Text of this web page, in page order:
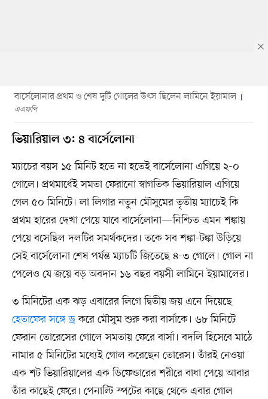
বার্সেলোনার প্রথম ও শেষ দুটি গোলের উৎস ছিলেন লামিনে ইয়ামাল
এএফপি
ভিয়ারিয়াল ৩: ৪ বার্সেলোনা
ম্যাচের বয়স ১৫ মিনিট হতে না হতেই বার্সেলোনা এগিয়ে ২-০
গোলে। প্রথমার্ধেই সমতা ফেরানো স্বাগতিক ভিয়ারিয়াল এগিয়ে
গেল ৫০ মিনিটে। লা লিগার নতুন মৌসুমের তৃতীয় ম্যাচেই কি
প্রথম হারের দেখা পেয়ে যাবে বার্সেলোনা—নিশ্চিত এমন শঙ্কায়
পেয়ে বসেছিল দলটির সমর্থকদের। তকে সব শঙ্কা-টঙ্কা উড়িয়ে
সেই বার্সেলোনা শেষ পর্যন্ত ম্যাচটি জিতেছে ৪-৩ গোলে। গোল না
পেলেও যে জয়ে বড় অবদান ১৬ বছর বয়সী লামিনে ইয়ামালের।
৩ মিনিটের এক ঝড় এবারের লিগে দ্বিতীয় জয় এনে দিয়েছে
হেতাফের সঙ্গে ড্রকরে মৌসুম শুরু করা বার্সাকে। ৬৮ মিনিটে
ফেরান তোরেসের গোলে সমতায় ফেরে বার্সা। বদলি হিসেবে মাঠে
নামার ৫ মিনিটের মধ্যেই গোল করেছেন তোরেস। তাঁরই নেওয়া
এক শট ভিয়ারিয়ালের এক ডিফেন্ডারের শরীরে বাধা পেয়ে আবার
তাঁর কাছেই ফেরে। পেনাল্টি স্পটের কাছে থেকে এবার গোল